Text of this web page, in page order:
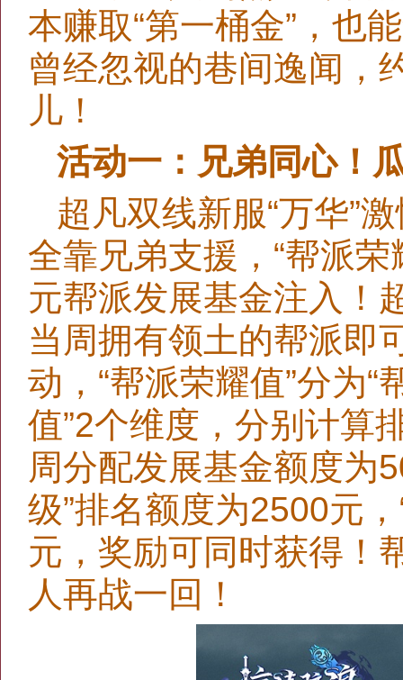
本赚取“第一桶金”，也
曾经忽视的巷间逸闻，
儿！
活动一：兄弟同心！
超凡双线新服“万华”
全靠兄弟支援，“帮派
元帮派发展基金注入！
当周拥有领土的帮派即
动，“帮派荣耀值”分为“
值”2个维度，分别计算
周分配发展基金额度为
级”排名额度为2500元
元，奖励可同时获得！
人再战一回！